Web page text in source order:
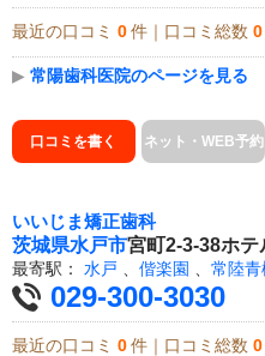
最近の口コミ 0 件｜口コミ総数 0
▶ 常陽歯科医院のページを見る
口コミを書く ネット・WEB予約
いいじま矯正歯科
茨城県水戸市宮町2-3-38ホ
最寄駅： 水戸 偕楽園 常陸青
029-300-3030
最近の口コミ 0 件｜口コミ総数 0